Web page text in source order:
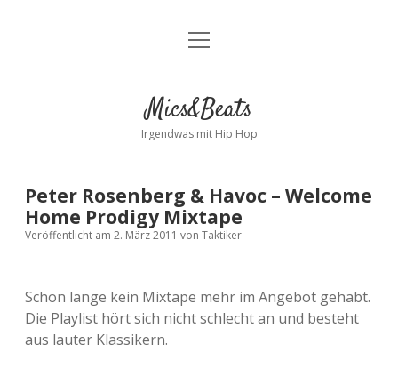
Kontakt
facebookinstagram
bandcamp
spotify
Menü
Mics&Beats
Irgendwas mit Hip Hop
Peter Rosenberg & Havoc – Welcome
Home Prodigy Mixtape
Veröffentlicht am 2. März 2011 von Taktiker
Schon lange kein Mixtape mehr im Angebot gehabt.
Die Playlist hört sich nicht schlecht an und besteht
aus lauter Klassikern.